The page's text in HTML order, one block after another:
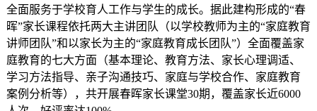
全面服务于学校育人工作与学生的成长。据此建构形成的“春
晖”家长课程依托两大主讲团队（以学校教师为主的“家庭教育
讲师团队”和以家长为主的“家庭教育成长团队”）全面覆盖家
庭教育的七大方面（基本理论、教育方法、家长心理调适、
学习方法指导、亲子沟通技巧、家庭与学校合作、家庭教育
案例分析等），共开展春晖家长课堂30期，覆盖家长近6000